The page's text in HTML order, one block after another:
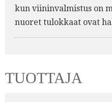
kun viininvalmistus on
nuoret tulokkaat ovat
TUOTTAJA